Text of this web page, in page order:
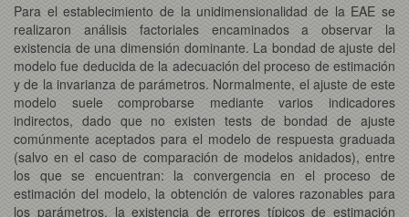
Para el establecimiento de la unidimensionalidad de la EAE se
realizaron análisis factoriales encaminados a observar la
existencia de una dimensión dominante. La bondad de ajuste del
modelo fue deducida de la adecuación del proceso de estimación
y de la invarianza de parámetros. Normalmente, el ajuste de este
modelo suele comprobarse mediante varios indicadores
indirectos, dado que no existen tests de bondad de ajuste
comúnmente aceptados para el modelo de respuesta graduada
(salvo en el caso de comparación de modelos anidados), entre
los que se encuentran: la convergencia en el proceso de
estimación del modelo, la obtención de valores razonables para
los parámetros, la existencia de errores típicos de estimación